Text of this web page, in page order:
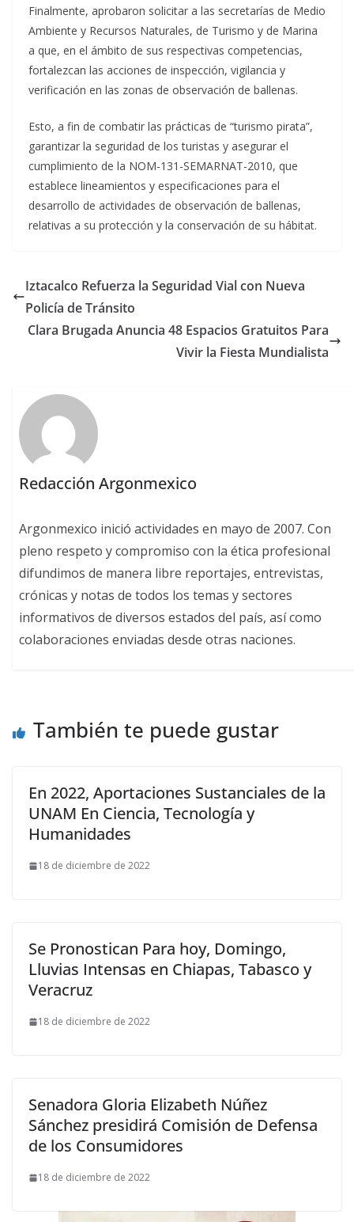
Finalmente, aprobaron solicitar a las secretarías de Medio
Ambiente y Recursos Naturales, de Turismo y de Marina
a que, en el ámbito de sus respectivas competencias,
fortalezcan las acciones de inspección, vigilancia y
verificación en las zonas de observación de ballenas.
Esto, a fin de combatir las prácticas de “turismo pirata”,
garantizar la seguridad de los turistas y asegurar el
cumplimiento de la NOM-131-SEMARNAT-2010, que
establece lineamientos y especificaciones para el
desarrollo de actividades de observación de ballenas,
relativas a su protección y la conservación de su hábitat.
Iztacalco Refuerza la Seguridad Vial con Nueva
Policía de Tránsito
Clara Brugada Anuncia 48 Espacios Gratuitos Para
Vivir la Fiesta Mundialista
Redacción Argonmexico
Argonmexico inició actividades en mayo de 2007. Con
pleno respeto y compromiso con la ética profesional
difundimos de manera libre reportajes, entrevistas,
crónicas y notas de todos los temas y sectores
informativos de diversos estados del país, así como
colaboraciones enviadas desde otras naciones.
También te puede gustar
En 2022, Aportaciones Sustanciales de la
UNAM En Ciencia, Tecnología y
Humanidades
18 de diciembre de 2022
Se Pronostican Para hoy, Domingo,
Lluvias Intensas en Chiapas, Tabasco y
Veracruz
18 de diciembre de 2022
Senadora Gloria Elizabeth Núñez
Sánchez presidirá Comisión de Defensa
de los Consumidores
18 de diciembre de 2022